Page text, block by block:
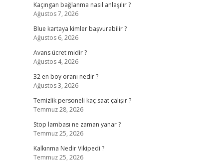
Kaçıngan bağlanma nasıl anlaşılır ?
Ağustos 7, 2026
Blue kartaya kimler başvurabilir ?
Ağustos 6, 2026
Avans ücret midir ?
Ağustos 4, 2026
32 en boy oranı nedir ?
Ağustos 3, 2026
Temizlik personeli kaç saat çalışır ?
Temmuz 28, 2026
Stop lambası ne zaman yanar ?
Temmuz 25, 2026
Kalkınma Nedir Vikipedi ?
Temmuz 25, 2026